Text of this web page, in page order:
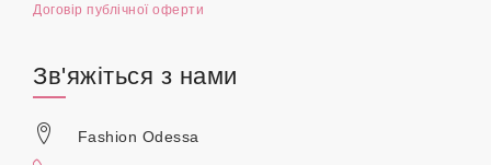
Договір публічної оферти
Зв'яжіться з нами
Fashion Odessa